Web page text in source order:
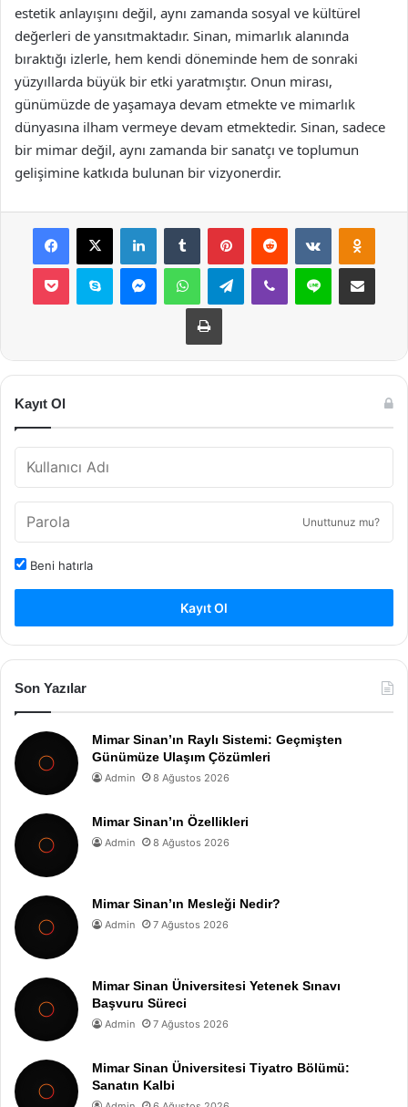
estetik anlayışını değil, aynı zamanda sosyal ve kültürel
değerleri de yansıtmaktadır. Sinan, mimarlık alanında
bıraktığı izlerle, hem kendi döneminde hem de sonraki
yüzyıllarda büyük bir etki yaratmıştır. Onun mirası,
günümüzde de yaşamaya devam etmekte ve mimarlık
dünyasına ilham vermeye devam etmektedir. Sinan, sadece
bir mimar değil, aynı zamanda bir sanatçı ve toplumun
gelişimine katkıda bulunan bir vizyonerdir.
Facebook
X LinkedInTumblr PinterestReddit VKontakte
Pocket Skype MessengerWhatsAppTelegramViber Line E-Posta ile
Yazdır
Kayıt Ol
Unuttunuz mu?
Beni hatırla
Kayıt Ol
Son Yazılar
Mimar Sinan’ın Raylı Sistemi: Geçmişten
Günümüze Ulaşım Çözümleri
Admin 8 Ağustos 2026
Mimar Sinan’ın Özellikleri
Admin 8 Ağustos 2026
Mimar Sinan’ın Mesleği Nedir?
Admin 7 Ağustos 2026
Mimar Sinan Üniversitesi Yetenek Sınavı
Başvuru Süreci
Admin 7 Ağustos 2026
Mimar Sinan Üniversitesi Tiyatro Bölümü:
Sanatın Kalbi